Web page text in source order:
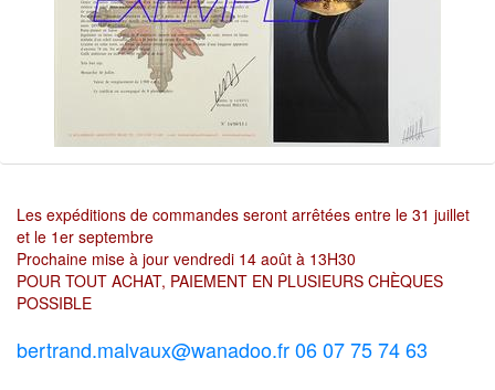
Les expéditions de commandes seront arrêtées entre le 31 juillet
et le 1er septembre
Prochaine mise à jour vendredi 14 août à 13H30
POUR TOUT ACHAT, PAIEMENT EN PLUSIEURS CHÈQUES
POSSIBLE
bertrand.malvaux@wanadoo.fr 06 07 75 74 63